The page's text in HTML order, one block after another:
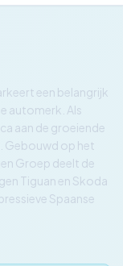
een belangrijk
automerk. Als
aan de groeiende
Gebouwd op het
Groep deelt de
Tiguan en Skoda
Spaanse